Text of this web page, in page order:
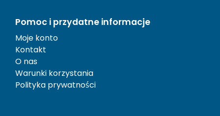
Pomoc i przydatne informacje
Moje konto
Kontakt
O nas
Warunki korzystania
Polityka prywatności